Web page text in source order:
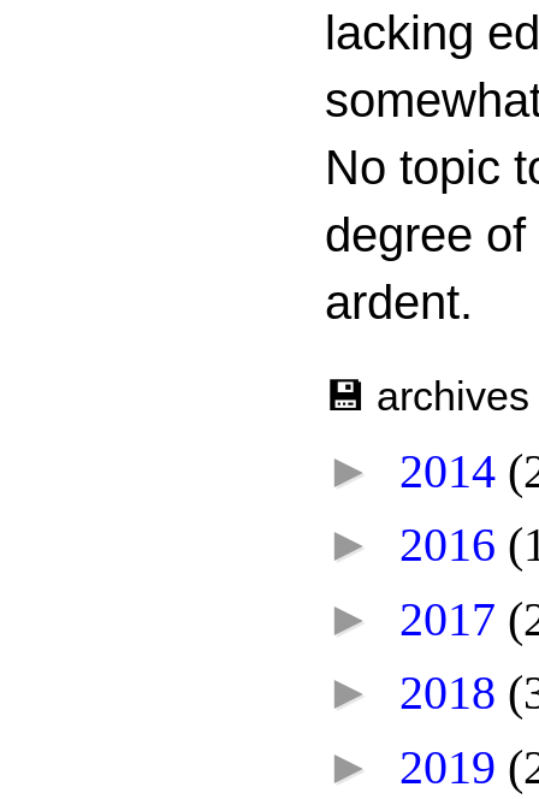
lacking
No topic
degree
ardent.
💾 archives
► 2014
► 2016
► 2017
► 2018
► 2019